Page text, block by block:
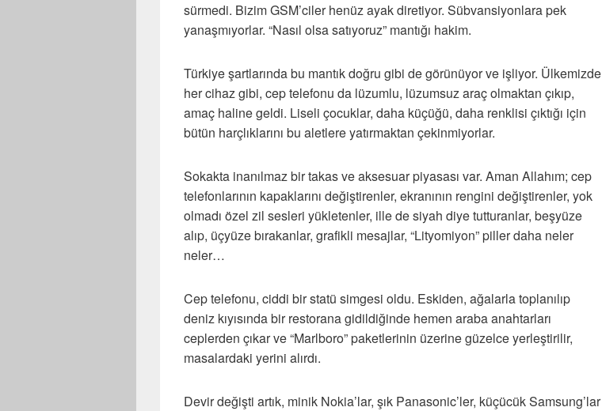
sürmedi. Bizim GSM’ciler henüz ayak diretiyor. Sübvansiyonlara pek
yanaşmıyorlar. “Nasıl olsa satıyoruz” mantığı hakim.
Türkiye şartlarında bu mantık doğru gibi de görünüyor ve işliyor. Ülkemizde
her cihaz gibi, cep telefonu da lüzumlu, lüzumsuz araç olmaktan çıkıp,
amaç haline geldi. Liseli çocuklar, daha küçüğü, daha renklisi çıktığı için
bütün harçlıklarını bu aletlere yatırmaktan çekinmiyorlar.
Sokakta inanılmaz bir takas ve aksesuar piyasası var. Aman Allahım; cep
telefonlarının kapaklarını değiştirenler, ekranının rengini değiştirenler, yok
olmadı özel zil sesleri yükletenler, ille de siyah diye tutturanlar, beşyüze
alıp, üçyüze bırakanlar, grafikli mesajlar, “Lityomiyon” piller daha neler
neler…
Cep telefonu, ciddi bir statü simgesi oldu. Eskiden, ağalarla toplanılıp
deniz kıyısında bir restorana gidildiğinde hemen araba anahtarları
ceplerden çıkar ve “Marlboro” paketlerinin üzerine güzelce yerleştirilir,
masalardaki yerini alırdı.
Devir değişti artık, minik Nokia’lar, şık Panasonic’ler, küçücük Samsung’lar